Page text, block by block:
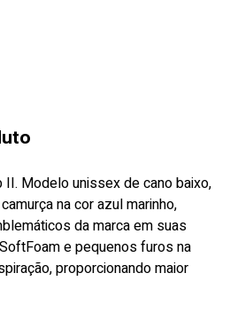
II. Modelo unissex de cano baixo,
na cor azul marinho,
da marca em suas
e pequenos furos na
proporcionando maior